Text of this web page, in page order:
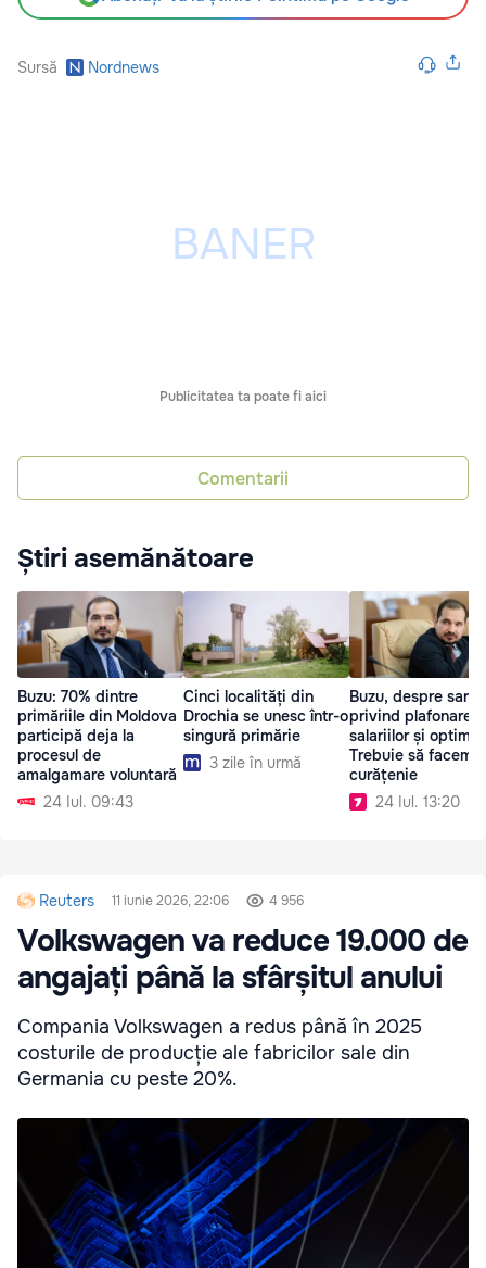
Sursă Nordnews
Publicitatea ta poate fi aici
Comentarii
Știri asemănătoare
Buzu: 70% dintre
primăriile din Moldova
participă deja la
procesul de
amalgamare voluntară
24 Iul. 09:43
Cinci localități din
Drochia se unesc într-o
singură primărie
3 zile în urmă
Buzu, despre
privind plafonarea
salariilor și
Trebuie să facem
curățenie
24 Iul. 13:20
Reuters 11 iunie 2026, 22:06 4 956
Volkswagen va reduce 19.000 de
angajați până la sfârșitul anului
Compania Volkswagen a redus până în 2025
costurile de producție ale fabricilor sale din
Germania cu peste 20%.